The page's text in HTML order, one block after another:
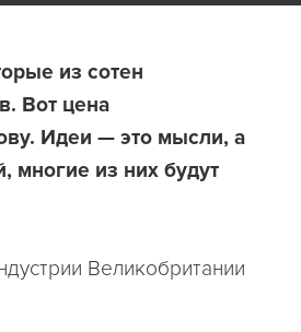
из сотен
Вот цена
Идеи — это мысли, а
многие из них будут
Великобритании